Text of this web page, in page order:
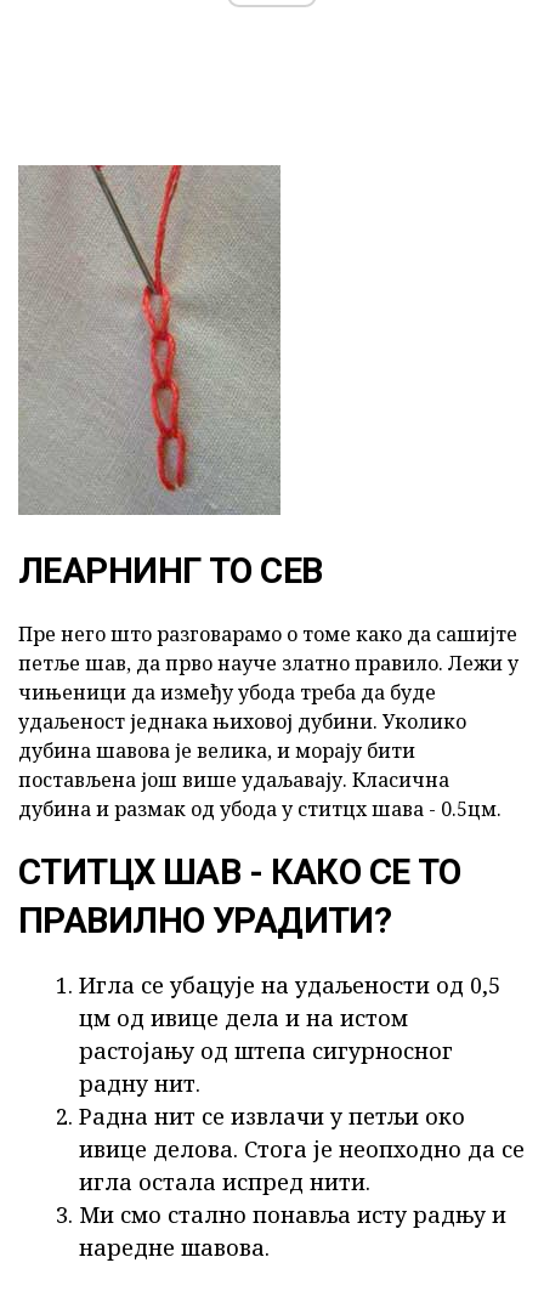
ЛЕАРНИНГ ТО СЕВ
Пре него што разговарамо о томе како да сашијте
петље шав, да прво науче златно правило. Лежи у
чињеници да између убода треба да буде
удаљеност једнака њиховој дубини. Уколико
дубина шавова је велика, и морају бити
постављена још више удаљавају. Класична
дубина и размак од убода у ститцх шава - 0.5цм.
СТИТЦХ ШАВ - КАКО СЕ ТО
ПРАВИЛНО УРАДИТИ?
Игла се убацује на удаљености од 0,5
цм од ивице дела и на истом
растојању од штепа сигурносног
радну нит.
Радна нит се извлачи у петљи око
ивице делова. Стога је неопходно да се
игла остала испред нити.
Ми смо стално понавља исту радњу и
наредне шавова.